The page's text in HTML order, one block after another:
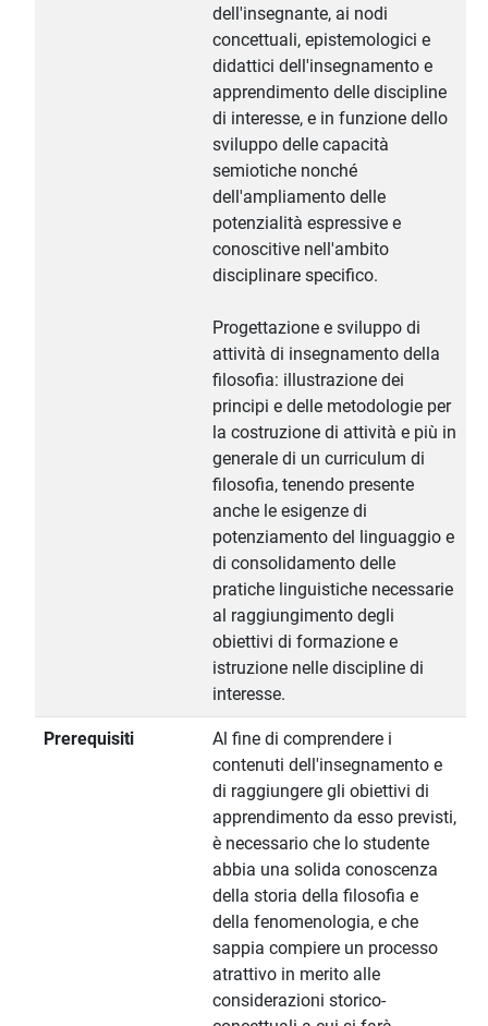
dell'insegnante, ai nodi
concettuali, epistemologici e
didattici dell'insegnamento e
apprendimento delle discipline
di interesse, e in funzione dello
sviluppo delle capacità
semiotiche nonché
dell'ampliamento delle
potenzialità espressive e
conoscitive nell'ambito
disciplinare specifico.
Progettazione e sviluppo di
attività di insegnamento della
filosofia: illustrazione dei
principi e delle metodologie per
la costruzione di attività e più in
generale di un curriculum di
filosofia, tenendo presente
anche le esigenze di
potenziamento del linguaggio e
di consolidamento delle
pratiche linguistiche necessarie
al raggiungimento degli
obiettivi di formazione e
istruzione nelle discipline di
interesse.
Prerequisiti
Al fine di comprendere i
contenuti dell'insegnamento e
di raggiungere gli obiettivi di
apprendimento da esso previsti,
è necessario che lo studente
abbia una solida conoscenza
della storia della filosofia e
della fenomenologia, e che
sappia compiere un processo
atrattivo in merito alle
considerazioni storico-